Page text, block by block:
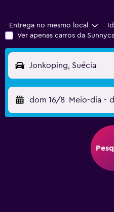
Entrega no mesmo local
Ver apenas carros da
Jonkoping, Suécia
dom 16/8 Meio-dia -